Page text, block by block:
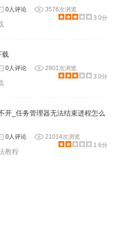
0人评论
3576次浏览
3.0分
载
0人评论
2801次浏览
3.0分
开_任务管理器无法结束进程怎么
0人评论
21014次浏览
1.6分
教程